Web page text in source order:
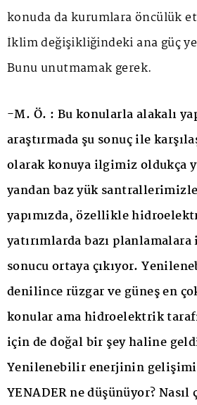
konuda da kurumlara öncülük
İklim değişikliğindeki ana güç
Bunu unutmamak gerek.
-M. Ö. : Bu konularla alakalı
araştırmada şu sonuç ile
olarak konuya ilgimiz oldukça
yandan baz yük
yapımızda, özellikle
yatırımlarda bazı
sonucu ortaya çıkıyor.
denilince rüzgar ve güneş en
konular ama hidroelektrik
için de doğal bir şey haline
Yenilenebilir enerjinin gelişimi
YENADER ne düşünüyor? Nasıl